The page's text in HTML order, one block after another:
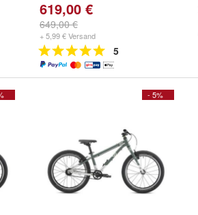
619,00 €
649,00 €
+ 5,99 € Versand
5
- 5%